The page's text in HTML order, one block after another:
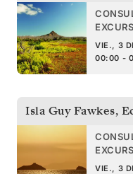
VIE., 3
00:00 -
Isla Guy Fawkes,
VIE., 3